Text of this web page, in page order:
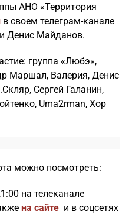
АНО «Территория
в своем телеграм-канале
Денис Майданов.
группа «Любэ»,
Маршал, Валерия, Денис
Сергей Галанин,
Uma2rman, Хор
можно посмотреть:
на телеканале
на сайте и в соцсетях